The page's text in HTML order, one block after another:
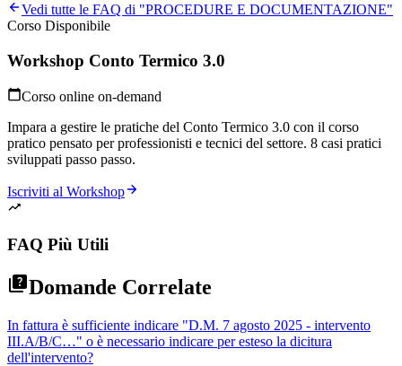
Vedi tutte le FAQ di "PROCEDURE E DOCUMENTAZIONE"
Corso Disponibile
Workshop Conto Termico 3.0
Corso online on-demand
Impara a gestire le pratiche del Conto Termico 3.0 con il corso
pratico pensato per professionisti e tecnici del settore. 8 casi pratici
sviluppati passo passo.
Iscriviti al Workshop
FAQ Più Utili
Domande Correlate
In fattura è sufficiente indicare "D.M. 7 agosto 2025 - intervento
III.A/B/C…" o è necessario indicare per esteso la dicitura
dell'intervento?